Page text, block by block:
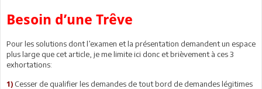
Besoin d’une Trêve
Pour les solutions dont l’examen et la présentation demandent un espace
plus large que cet article, je me limite ici donc et brièvement à ces 3
exhortations:
1) Cesser de qualifier les demandes de tout bord de demandes légitimes